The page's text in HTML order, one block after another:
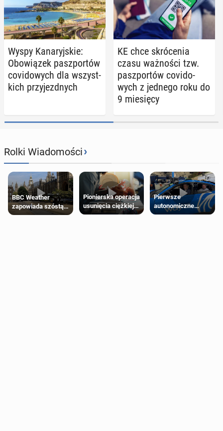
Wyspy Ka­na­ryj­skie:
Obo­wią­zek pasz­por­tów
co­vi­do­wych dla wszyst­
kich przy­jezd­nych
KE chce skró­ce­nia
czasu waż­no­ści tzw.
pasz­por­tów co­vi­do­
wych z jednego roku do
9 mie­się­cy
Rolki Wiadomości›
BBC Weather
zapowiada szóstą
falę upałów w
Pionierska operacja
usunięcia ciężkiej
wady wrodzonej
Pierwsze
autonomiczne
Ubery pojawią się